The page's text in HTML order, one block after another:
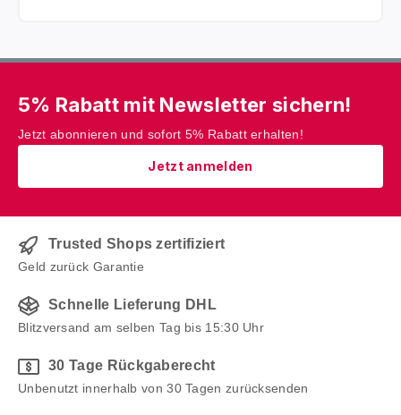
5% Rabatt mit Newsletter sichern!
Jetzt abonnieren und sofort 5% Rabatt erhalten!
Jetzt anmelden
Trusted Shops zertifiziert
Geld zurück Garantie
Schnelle Lieferung DHL
Blitzversand am selben Tag bis 15:30 Uhr
30 Tage Rückgaberecht
Unbenutzt innerhalb von 30 Tagen zurücksenden